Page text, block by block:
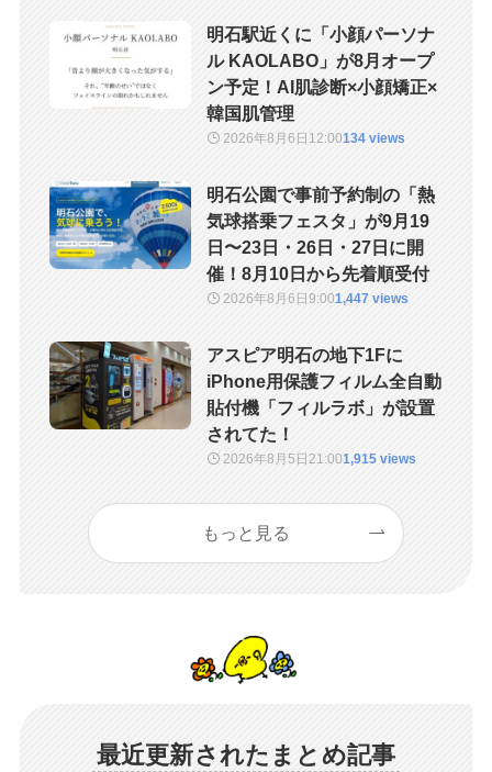
明石駅近くに「小顔パーソナ
ル KAOLABO」が8月オープ
ン予定！AI肌診断×小顔矯正×
韓国肌管理
2026年8月6日 12:00134 views
明石公園で事前予約制の「熱
気球搭乗フェスタ」が9月19
日〜23日・26日・27日に開
催！8月10日から先着順受付
2026年8月6日9:001,447 views
アスピア明石の地下1Fに
iPhone用保護フィルム全自動
貼付機「フィルラボ」が設置
されてた！
2026年8月5日 21:001,915 views
もっと見る
最近更新されたまとめ記事